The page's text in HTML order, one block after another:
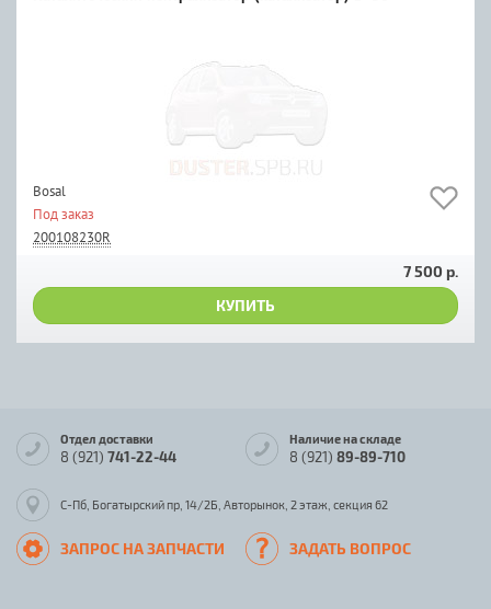
Bosal
Под заказ
200108230R
7 500 р.
КУПИТЬ
Отдел доставки
8 (921) 741-22-44
Наличие на складе
8 (921) 89-89-710
С-Пб, Богатырский пр, 14/2Б, Авторынок, 2 этаж, секция 62
ЗАПРОС НА ЗАПЧАСТИ ЗАДАТЬ ВОПРОС